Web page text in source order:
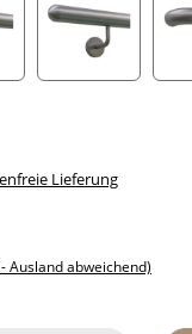
Lieferung
Ausland abweichend)